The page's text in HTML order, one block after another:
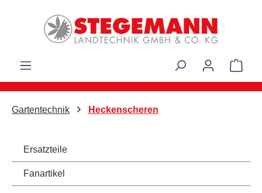
Zum Hauptinhalt springen
Gartentechnik Heckenscheren
Ersatzteile
Fanartikel